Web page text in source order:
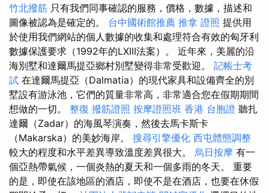
竹北撥筋 只有我們同事確認的服務，價格，數據，描述和
圖像被認為是確定的。 台中國術館推薦 推拿 證照 提供用
於使用我們網站的個人數據的收集和處理符合有效的匈牙利
數據保護要求（1992年的LXIII法案）。 近年來，美麗的沿
海別墅和達爾馬提亞鄉村別墅變得非常受歡迎。 記帳士考
試 在達爾馬提亞（Dalmatia）的現代家具和設備齊全的別
墅設有游泳池，它們的質量非常高，非常適合您在假期期間
想做的一切。 整復 撥筋證照 按摩證照班 香港 台胞證 聽扎
達爾（Zadar）的海風琴演奏，然後去馬卡斯卡
（Makarska）的美妙海岸。 搜尋引擎優化 西屯體態調整
較大的程度和水平差異導致溫度差異很大。 烏日按摩 有一
個亞熱帶氣候，一個炎熱的夏天和一個多雨的冬天。 重要
的是，即使在該地區的酒店，即使不是在酒店，也要在休假